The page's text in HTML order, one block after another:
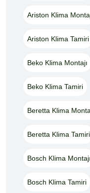
Ariston Klima
Ariston Klima Tamiri
Beko Klima Montajı
Beko Klima Tamiri
Beretta Klima
Beretta Klima Tamiri
Bosch Klima Montajı
Bosch Klima Tamiri